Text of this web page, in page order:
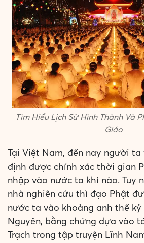
Tìm Hiểu Lịch Sử Hình Thành Và
Giáo
Tại Việt Nam, đến nay người ta
định được chính xác thời gian
nhập vào nước ta khi nào. Tuy
nhà nghiên cứu thì đạo Phật
nước ta vào khoảng anh thế
Nguyên, bằng chứng dựa vào
Trạch trong tập truyện Lĩnh